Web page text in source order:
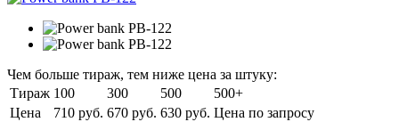
Чем больше тираж, тем ниже цена за штуку:
Тираж 100 300 500
500+
Цена
710 руб. 670 руб. 630 руб. Цена по запросу